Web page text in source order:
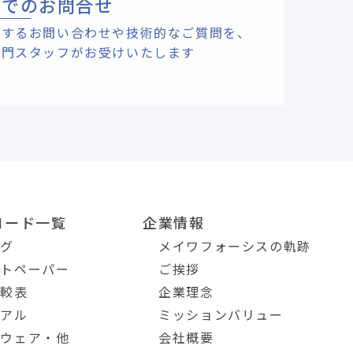
るお問い合わせや技術的なご質問を、
スタッフがお受けいたします
ド一覧
ペーパー
表
ル
ェア・他
企業情報
メイワフォーシスの軌跡
ご挨拶
企業理念
ミッションバリュー
会社概要